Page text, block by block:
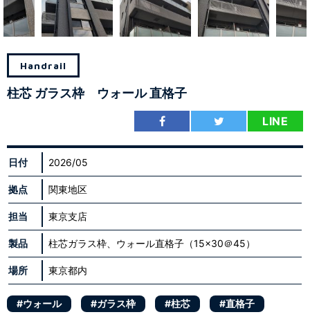
Handrail
柱芯 ガラス枠 ウォール 直格子
LINE
日付 2026/05
拠点 関東地区
担当 東京支店
製品 柱芯ガラス枠、ウォール直格子（15×30＠45）
場所 東京都内
#ウォール #ガラス枠 #柱芯 #直格子